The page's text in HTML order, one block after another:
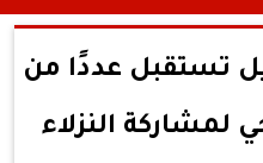
تستقبل عددًا من
لمشاركة النزلاء